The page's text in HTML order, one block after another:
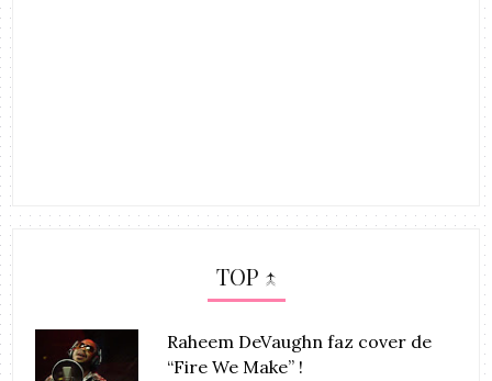
TOP ↑
Raheem DeVaughn faz cover de
“Fire We Make” !